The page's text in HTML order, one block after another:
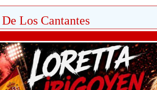
Los Cantantes